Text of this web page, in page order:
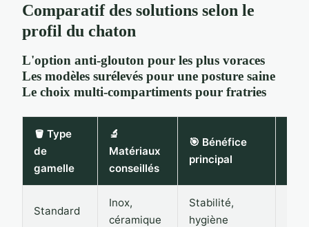
Comparatif des solutions selon le
profil du chaton
L'option anti-glouton pour les plus voraces
Les modèles surélevés pour une posture saine
Le choix multi-compartiments pour fratries
🪣 Type
de
gamelle
🔬
Matériaux
conseillés
🎯 Bénéfice
principal
Standard
Inox,
céramique
Stabilité,
hygiène